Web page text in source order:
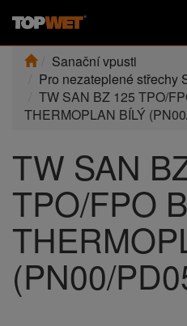
Sanační vpusti
Pro nezateplené střechy
TW SAN BZ 125 TPO/
THERMOPLAN BÍLÝ
TW SAN
TPO/FPO
(PN00/